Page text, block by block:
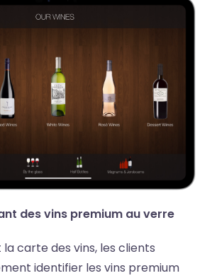
des vins premium au verre
carte des vins, les clients
identifier les vins premium